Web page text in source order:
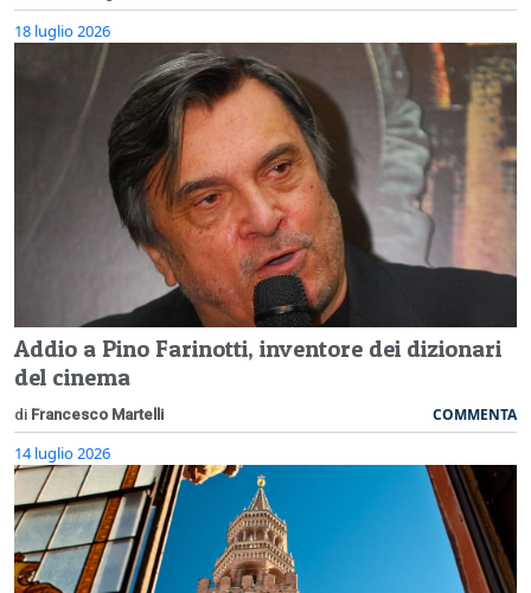
18 luglio 2026
Addio a Pino Farinotti, inventore dei dizionari
del cinema
di Francesco Martelli COMMENTA
14 luglio 2026